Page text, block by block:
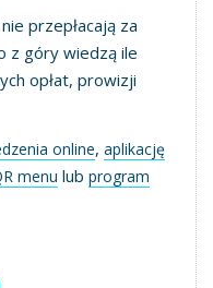
przepłacają za
z góry wiedzą ile
opłat, prowizji
online, aplikację
menu lub program